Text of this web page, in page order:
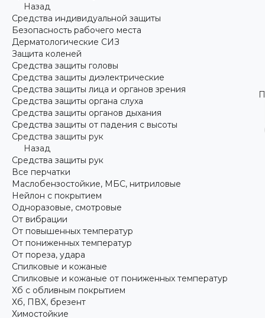
Назад
Средства индивидуальной защиты
Безопасность рабочего места
Дерматологические СИЗ
Защита коленей
Средства защиты головы
Средства защиты диэлектрические
Средства защиты лица и органов зрения
Средства защиты органа слуха
Средства защиты органов дыхания
Средства защиты от падения с высоты
Средства защиты рук
Назад
Средства защиты рук
Все перчатки
Маслобензостойкие, МБС, нитриловые
Нейлон с покрытием
Одноразовые, смотровые
От вибрации
От повышенных температур
От пониженных температур
От пореза, удара
Спилковые и кожаные
Спилковые и кожаные от пониженных температур
Хб с обливным покрытием
Хб, ПВХ, брезент
Химостойкие